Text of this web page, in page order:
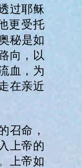
过耶稣
更受托
秘是如
向，以
血，为
在亲近
召命，
上帝的
上帝如